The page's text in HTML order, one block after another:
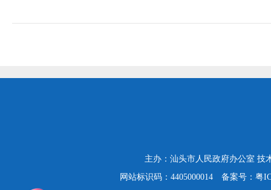
主办：汕头市人民政府办公室 技
网站标识码：4405000014
备案号：粤